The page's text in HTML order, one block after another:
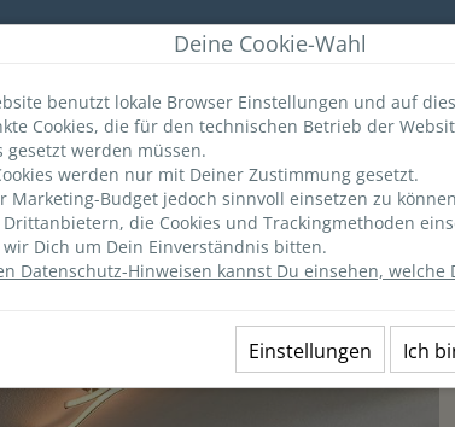
Deine Cookie-Wahl
benutzt lokale Browser Einstellungen und auf
Cookies, die für den technischen Betrieb der
gesetzt werden müssen.
werden nur mit Deiner Zustimmung gesetzt.
Marketing-Budget jedoch sinnvoll einsetzen zu
die Cookies und Trackingmethoden
Dich um Dein Einverständnis bitten.
Datenschutz-Hinweisen kannst Du einsehen, welche
Einstellungen Ich
ANGEBOTE MERKLISTE
Ausstattung Lage